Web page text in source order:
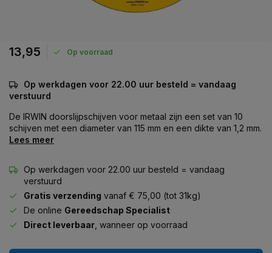
13,95 Op voorraad
Op werkdagen voor 22.00 uur besteld = vandaag
verstuurd
De IRWIN doorslijpschijven voor metaal zijn een set van 10
schijven met een diameter van 115 mm en een dikte van 1,2 mm.
Lees meer
Op werkdagen voor 22.00 uur besteld = vandaag
verstuurd
Gratis verzending vanaf € 75,00 (tot 31kg)
De online Gereedschap Specialist
Direct leverbaar , wanneer op voorraad